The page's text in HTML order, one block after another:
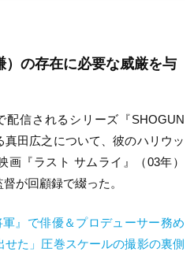
）の存在に必要な威厳を与
配信されるシリーズ『SHOGUN
田広之について、彼のハリウッ
画『ラスト サムライ』（03年）
が回顧録で綴った。
軍』で俳優＆プロデューサー務め
せた」圧巻スケールの撮影の裏側